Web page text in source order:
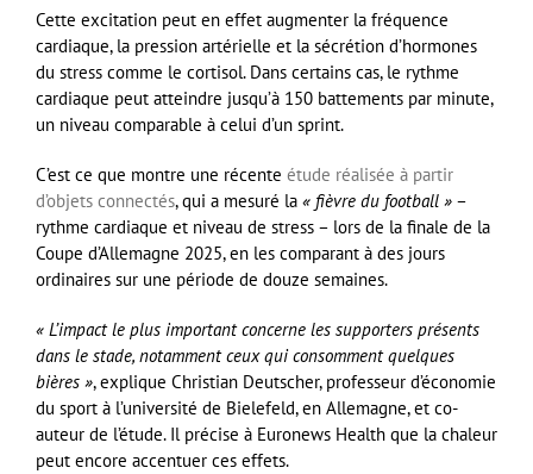
Cette excitation peut en effet augmenter la fréquence
cardiaque, la pression artérielle et la sécrétion d’hormones
du stress comme le cortisol. Dans certains cas, le rythme
cardiaque peut atteindre jusqu’à 150 battements par minute,
un niveau comparable à celui d’un sprint.
C’est ce que montre une récente étude réalisée à partir
d’objets connectés, qui a mesuré la « fièvre du football » –
rythme cardiaque et niveau de stress – lors de la finale de la
Coupe d’Allemagne 2025, en les comparant à des jours
ordinaires sur une période de douze semaines.
« L’impact le plus important concerne les supporters présents
dans le stade, notamment ceux qui consomment quelques
bières », explique Christian Deutscher, professeur d’économie
du sport à l’université de Bielefeld, en Allemagne, et co-
auteur de l’étude. Il précise à Euronews Health que la chaleur
peut encore accentuer ces effets.